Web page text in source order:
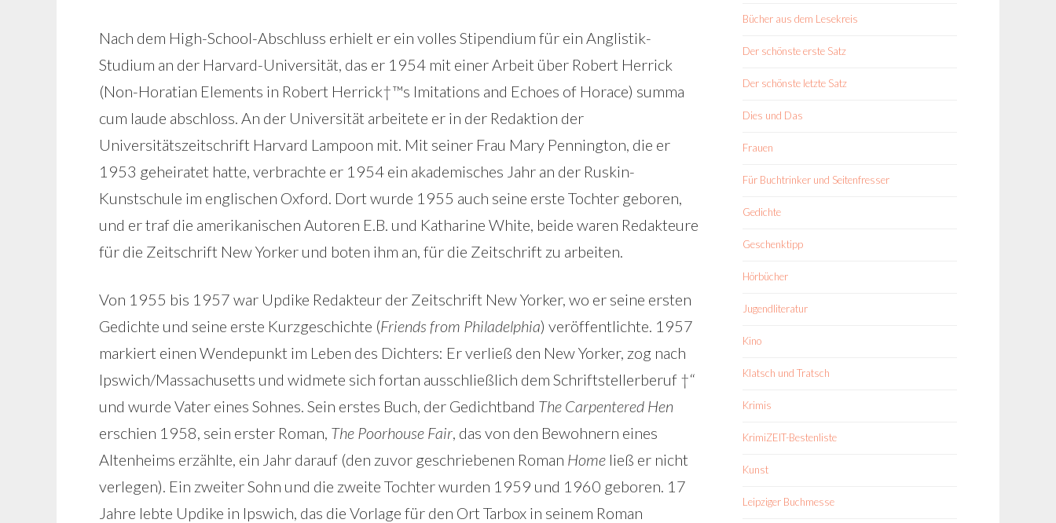
Nach dem High-School-Abschluss erhielt er ein volles Stipendium für ein Anglistik-
Studium an der Harvard-Universität, das er 1954 mit einer Arbeit über Robert Herrick
(Non-Horatian Elements in Robert Herrick†™s Imitations and Echoes of Horace) summa
cum laude abschloss. An der Universität arbeitete er in der Redaktion der
Universitätszeitschrift Harvard Lampoon mit. Mit seiner Frau Mary Pennington, die er
1953 geheiratet hatte, verbrachte er 1954 ein akademisches Jahr an der Ruskin-
Kunstschule im englischen Oxford. Dort wurde 1955 auch seine erste Tochter geboren,
und er traf die amerikanischen Autoren E.B. und Katharine White, beide waren Redakteure
für die Zeitschrift New Yorker und boten ihm an, für die Zeitschrift zu arbeiten.
Von 1955 bis 1957 war Updike Redakteur der Zeitschrift New Yorker, wo er seine ersten
Gedichte und seine erste Kurzgeschichte (Friends from Philadelphia) veröffentlichte. 1957
markiert einen Wendepunkt im Leben des Dichters: Er verließ den New Yorker, zog nach
Ipswich/Massachusetts und widmete sich fortan ausschließlich dem Schriftstellerberuf †“
und wurde Vater eines Sohnes. Sein erstes Buch, der Gedichtband The Carpentered Hen
erschien 1958, sein erster Roman, The Poorhouse Fair, das von den Bewohnern eines
Altenheims erzählte, ein Jahr darauf (den zuvor geschriebenen Roman Home ließ er nicht
verlegen). Ein zweiter Sohn und die zweite Tochter wurden 1959 und 1960 geboren. 17
Jahre lebte Updike in Ipswich, das die Vorlage für den Ort Tarbox in seinem Roman
Bücher aus dem Lesekreis
Der schönste erste Satz
Der schönste letzte Satz
Dies und Das
Frauen
Für Buchtrinker und Seitenfresser
Gedichte
Geschenktipp
Hörbücher
Jugendliteratur
Kino
Klatsch und Tratsch
Krimis
KrimiZEIT-Bestenliste
Kunst
Leipziger Buchmesse